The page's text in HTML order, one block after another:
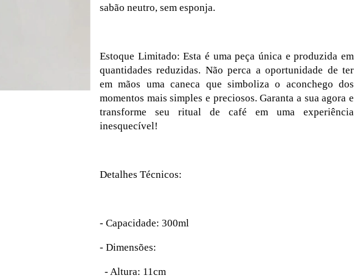
sabão neutro, sem esponja.
Estoque Limitado: Esta é uma peça única e produzida em
quantidades reduzidas. Não perca a oportunidade de ter
em mãos uma caneca que simboliza o aconchego dos
momentos mais simples e preciosos. Garanta a sua agora e
transforme seu ritual de café em uma experiência
inesquecível!
Detalhes Técnicos:
- Capacidade: 300ml
- Dimensões:
- Altura: 11cm